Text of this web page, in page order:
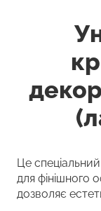
Це
для фінішного
дозволяє